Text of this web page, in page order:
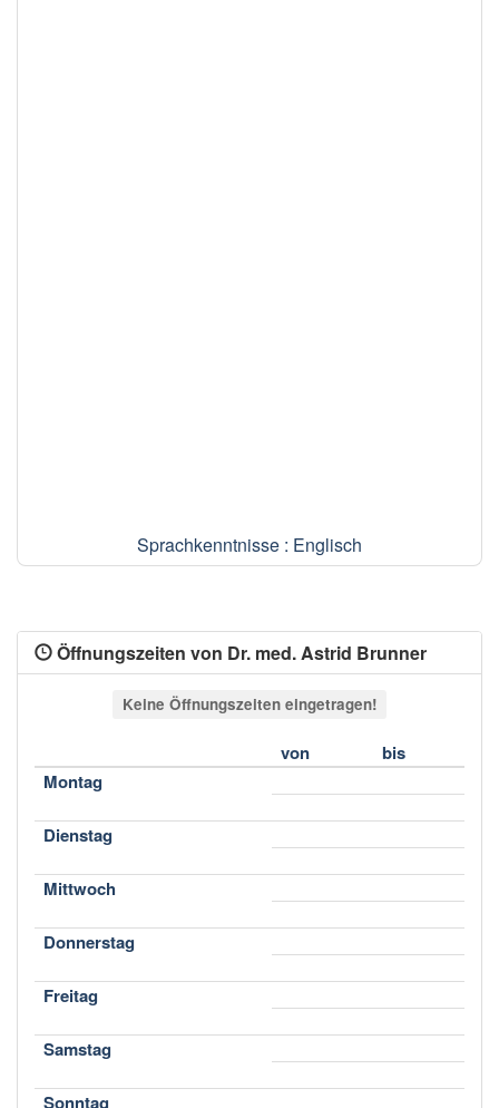
Sprachkenntnisse : Englisch
Öffnungszeiten von Dr. med. Astrid Brunner
Keine Öffnungszeiten eingetragen!
von
bis
Montag
Dienstag
Mittwoch
Donnerstag
Freitag
Samstag
Sonntag